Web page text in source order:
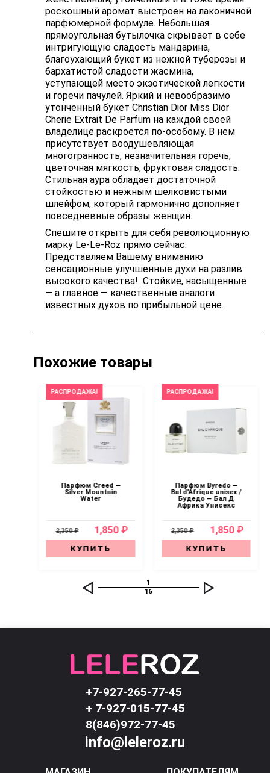
роскошный аромат выстроен на лаконичной
парфюмерной формуле. Небольшая
прямоугольная бутылочка скрывает в себе
интригующую сладость мандарина,
благоухающий букет из нежной туберозы и
бархатистой сладости жасмина,
уступающей место экзотической легкости
и горечи пачулей. Яркий и невообразимо
утонченный букет Christian Dior Miss Dior
Cherie Extrait De Parfum на каждой своей
владелице раскроется по-особому. В нем
присутствует воодушевляющая
многогранность, незначительная горечь,
цветочная мягкость, фруктовая сладость.
Стильная аура обладает достаточной
стойкостью и нежным шелковистыми
шлейфом, который гармонично дополняет
повседневные образы женщин.
Спешите открыть для себя революционную
марку Le-Le-Roz прямо сейчас.
Представляем Вашему вниманию
сенсационные улучшенные духи на разлив
высокого качества! Стойкие, насыщенные
— а главное — качественные аналоги
известных духов по прибыльной цене.
Похожие товары
РАСПРОДАЖА!
Парфюм Creed —
Silver Mountain
Water
2,350 ₽ 1,850 ₽
КУПИТЬ
РАСПРОДАЖА!
Парфюм Byredo —
Bal d’Afrique unisex /
Будедо — Бал Д
Африка Унисекс
2,350 ₽ 1,850 ₽
КУПИТЬ
1
16
+7-927-265-77-45
+ 7-927-015-77-45
8(846)972-77-45
info@leleroz.ru